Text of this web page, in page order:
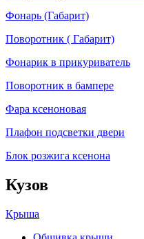
Фонарь (Габарит)
Поворотник ( Габарит)
Фонарик в прикуриватель
Поворотник в бампере
Фара ксеноновая
Плафон подсветки двери
Блок розжига ксенона
Кузов
Крыша